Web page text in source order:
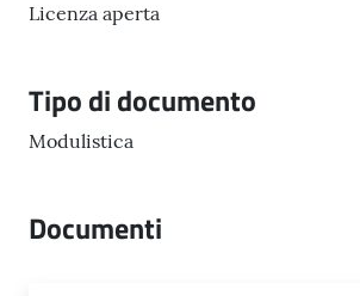
a
e
l
i
Licenza aperta
Tipo di documento
Modulistica
Documenti